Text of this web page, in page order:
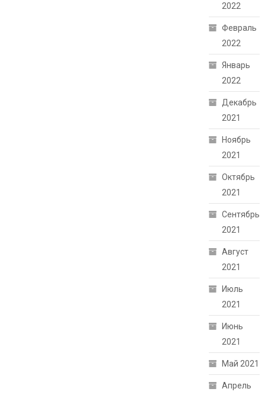
2022
Февраль
2022
Январь
2022
Декабрь
2021
Ноябрь
2021
Октябрь
2021
Сентябрь
2021
Август
2021
Июль
2021
Июнь
2021
Май 2021
Апрель